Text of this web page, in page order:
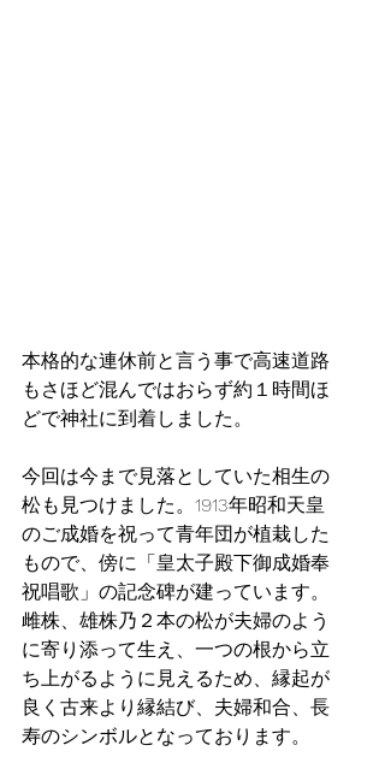
本格的な連休前と言う事で高速道路
もさほど混んではおらず約１時間ほ
どで神社に到着しました。
今回は今まで見落としていた相生の
松も見つけました。1913年昭和天皇
のご成婚を祝って青年団が植栽した
もので、傍に「皇太子殿下御成婚奉
祝唱歌」の記念碑が建っています。
雌株、雄株乃２本の松が夫婦のよう
に寄り添って生え、一つの根から立
ち上がるように見えるため、縁起が
良く古来より縁結び、夫婦和合、長
寿のシンボルとなっております。